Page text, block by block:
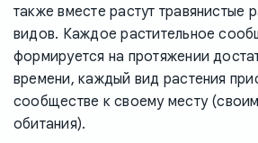
также вместе растут травянистые
видов. Каждое растительное
формируется на протяжении
времени, каждый вид растения
сообществе к своему месту
обитания).